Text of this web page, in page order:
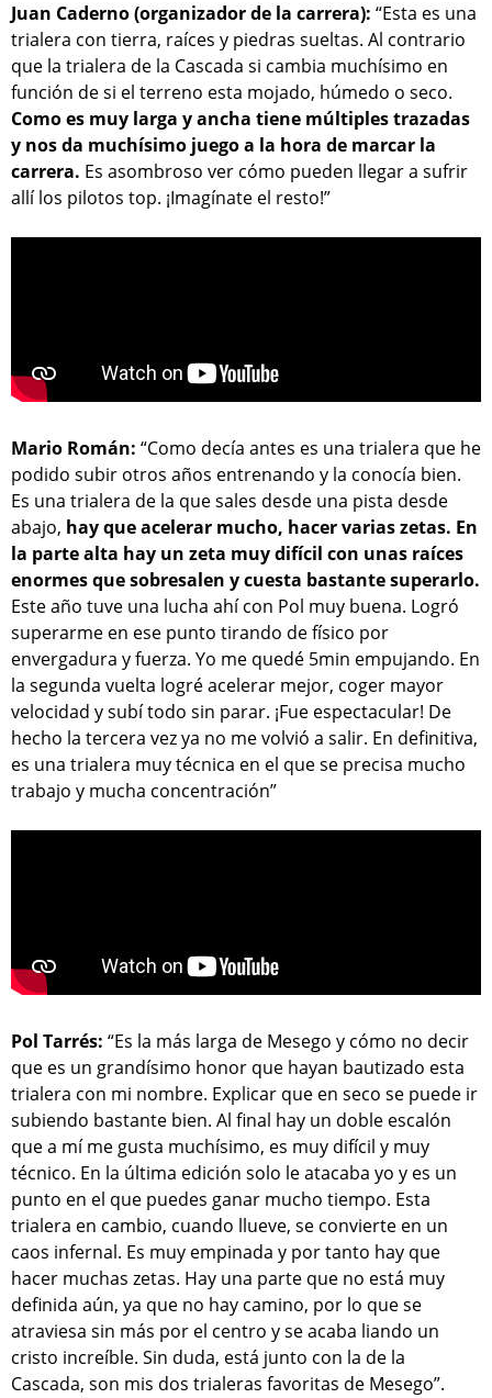
Juan Caderno (organizador de la carrera): “Esta es una
trialera con tierra, raíces y piedras sueltas. Al contrario
que la trialera de la Cascada si cambia muchísimo en
función de si el terreno esta mojado, húmedo o seco.
Como es muy larga y ancha tiene múltiples trazadas
y nos da muchísimo juego a la hora de marcar la
carrera. Es asombroso ver cómo pueden llegar a sufrir
allí los pilotos top. ¡Imagínate el resto!”
Mario Román: “Como decía antes es una trialera que he
podido subir otros años entrenando y la conocía bien.
Es una trialera de la que sales desde una pista desde
abajo, hay que acelerar mucho, hacer varias zetas. En
la parte alta hay un zeta muy difícil con unas raíces
enormes que sobresalen y cuesta bastante superarlo.
Este año tuve una lucha ahí con Pol muy buena. Logró
superarme en ese punto tirando de físico por
envergadura y fuerza. Yo me quedé 5min empujando. En
la segunda vuelta logré acelerar mejor, coger mayor
velocidad y subí todo sin parar. ¡Fue espectacular! De
hecho la tercera vez ya no me volvió a salir. En definitiva,
es una trialera muy técnica en el que se precisa mucho
trabajo y mucha concentración”
Pol Tarrés: “Es la más larga de Mesego y cómo no decir
que es un grandísimo honor que hayan bautizado esta
trialera con mi nombre. Explicar que en seco se puede ir
subiendo bastante bien. Al final hay un doble escalón
que a mí me gusta muchísimo, es muy difícil y muy
técnico. En la última edición solo le atacaba yo y es un
punto en el que puedes ganar mucho tiempo. Esta
trialera en cambio, cuando llueve, se convierte en un
caos infernal. Es muy empinada y por tanto hay que
hacer muchas zetas. Hay una parte que no está muy
definida aún, ya que no hay camino, por lo que se
atraviesa sin más por el centro y se acaba liando un
cristo increíble. Sin duda, está junto con la de la
Cascada, son mis dos trialeras favoritas de Mesego”.